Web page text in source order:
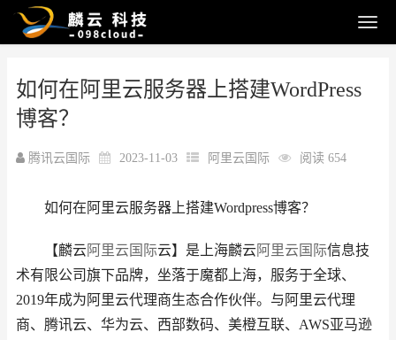
如何在阿里云服务器上搭建WordPress
博客？
腾讯云国际 2023-11-03 阿里云国际 阅读 654
如何在阿里云服务器上搭建Wordpress博客？
【麟云 阿里云国际云】是上海麟云 阿里云国际信息技
术有限公司旗下品牌，坐落于魔都上海，服务于全球、
2019年成为阿里云代理商生态合作伙伴。与阿里云代理
商、腾讯云、华为云、西部数码、美橙互联、AWS亚马逊